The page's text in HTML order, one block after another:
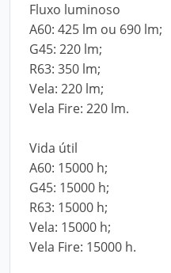
Fluxo luminoso
A60: 425 lm ou 690 lm;
G45: 220 lm;
R63: 350 lm;
Vela: 220 lm;
Vela Fire: 220 lm.
Vida útil
A60: 15000 h;
G45: 15000 h;
R63: 15000 h;
Vela: 15000 h;
Vela Fire: 15000 h.